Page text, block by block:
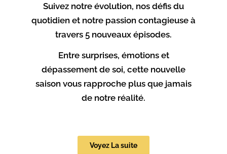
pouvez commander ces
traitements en toute sécurité
et avec une discrétion totale.
Nous fournissons des
informations claires sur
Suivez notre évolution, nos défis du
quotidien et notre passion contagieuse à
travers 5 nouveaux épisodes.
Entre surprises, émotions et
dépassement de soi, cette nouvelle
saison vous rapproche plus que jamais
de notre réalité.
Voyez La suite